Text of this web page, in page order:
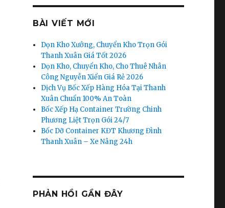
BÀI VIẾT MỚI
Dọn Kho Xưởng, Chuyển Kho Trọn Gói
Thanh Xuân Giá Tốt 2026
Dọn Kho, Chuyển Kho, Cho Thuê Nhân
Công Nguyễn Xiển Giá Rẻ 2026
Dịch Vụ Bốc Xếp Hàng Hóa Tại Thanh
Xuân Chuẩn 100% An Toàn
Bốc Xếp Hạ Container Trường Chinh
Phương Liệt Trọn Gói 24/7
Bốc Dỡ Container KĐT Khương Đình
Thanh Xuân – Xe Nâng 24h
PHẢN HỒI GẦN ĐÂY